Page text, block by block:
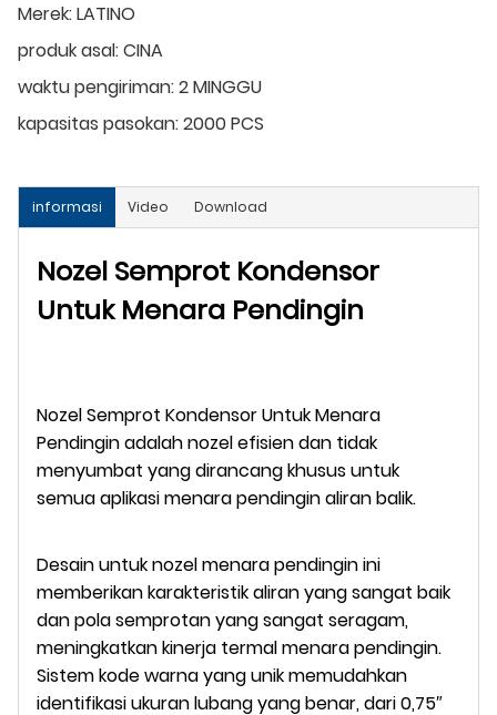
Merek:LATINO
produk asal:CINA
waktu pengiriman:2 MINGGU
kapasitas pasokan:2000 PCS
informasi Video Download
Nozel Semprot Kondensor
Untuk Menara Pendingin
Nozel Semprot Kondensor Untuk Menara
Pendingin adalah nozel efisien dan tidak
menyumbat yang dirancang khusus untuk
semua aplikasi menara pendingin aliran balik.
Desain untuk nozel menara pendingin ini
memberikan karakteristik aliran yang sangat baik
dan pola semprotan yang sangat seragam,
meningkatkan kinerja termal menara pendingin.
Sistem kode warna yang unik memudahkan
identifikasi ukuran lubang yang benar, dari 0,75″